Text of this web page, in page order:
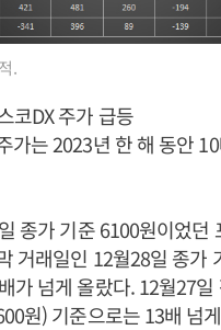
.
코DX 주가 급등
가는 2023년 한 해 동안
종가 기준 6100원이었던
거래일인 12월28일 종가
가 넘게 올랐다. 12월27
원) 기준으로는 13배 넘